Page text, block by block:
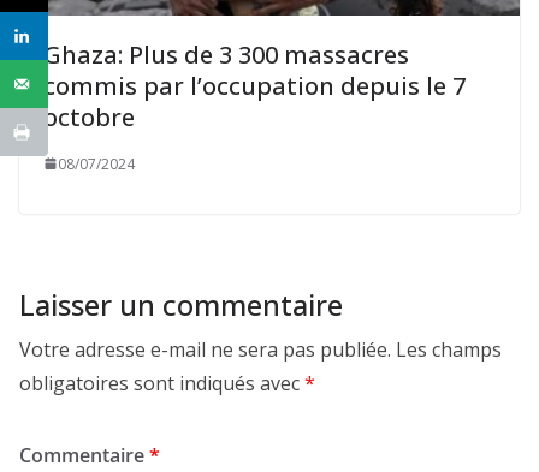
Ghaza: Plus de 3 300 massacres
commis par l’occupation depuis le 7
octobre
08/07/2024
Laisser un commentaire
Votre adresse e-mail ne sera pas publiée. Les champs
obligatoires sont indiqués avec*
Commentaire*